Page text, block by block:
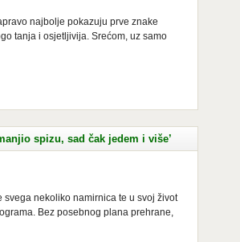
najbolje pokazuju prve znake
tanja i osjetljivija. Srećom, uz samo
spizu, sad čak jedem i više’
nekoliko namirnica te u svoj život
Bez posebnog plana prehrane,